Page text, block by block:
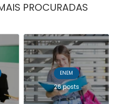
PROCURADAS
ENEM
26 posts